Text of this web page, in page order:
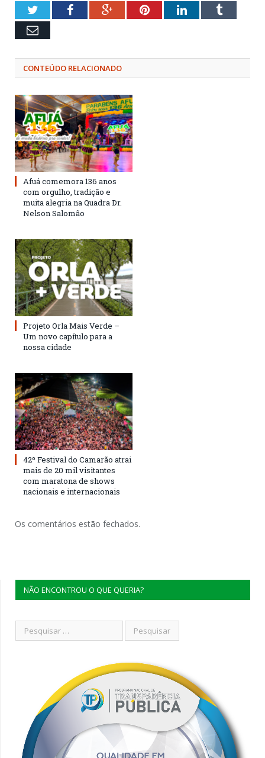
TwitterFacebookGoogle+PinterestLinkedInTumblr
Email
CONTEÚDO RELACIONADO
Afuá comemora 136 anos
com orgulho, tradição e
muita alegria na Quadra Dr.
Nelson Salomão
Projeto Orla Mais Verde –
Um novo capítulo para a
nossa cidade
42º Festival do Camarão atrai
mais de 20 mil visitantes
com maratona de shows
nacionais e internacionais
Os comentários estão fechados.
NÃO ENCONTROU O QUE QUERIA?